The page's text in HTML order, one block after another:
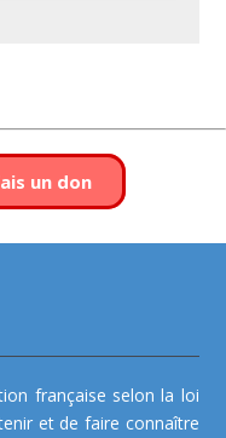
un don
française selon la loi
et de faire connaître